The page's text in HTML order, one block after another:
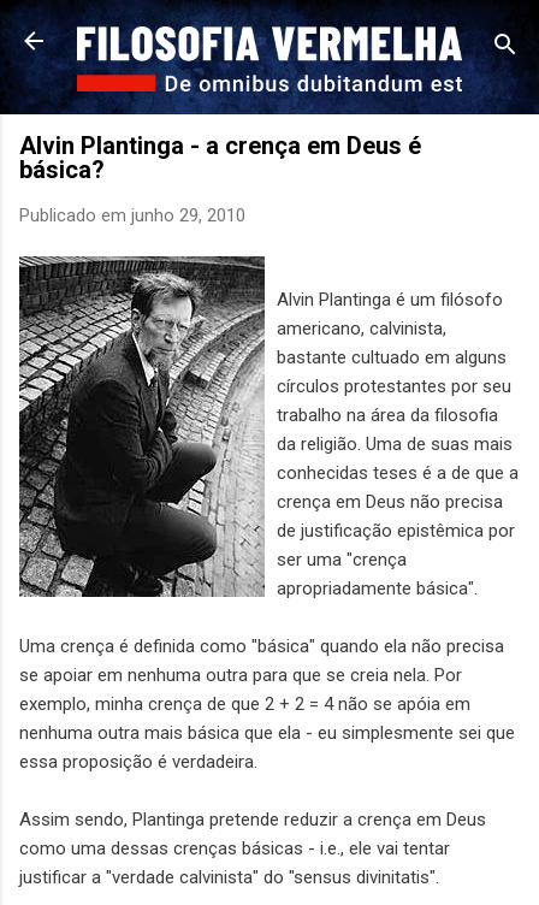
Pular para o conteúdo principal
Alvin Plantinga - a crença em Deus é
básica?
Publicado em junho 29, 2010
Alvin Plantinga é um filósofo
americano, calvinista,
bastante cultuado em alguns
círculos protestantes por seu
trabalho na área da filosofia
da religião. Uma de suas mais
conhecidas teses é a de que a
crença em Deus não precisa
de justificação epistêmica por
ser uma "crença
apropriadamente básica".
Uma crença é definida como "básica" quando ela não precisa
se apoiar em nenhuma outra para que se creia nela. Por
exemplo, minha crença de que 2 + 2 = 4 não se apóia em
nenhuma outra mais básica que ela - eu simplesmente sei que
essa proposição é verdadeira.
Assim sendo, Plantinga pretende reduzir a crença em Deus
como uma dessas crenças básicas - i.e., ele vai tentar
justificar a "verdade calvinista" do "sensus divinitatis".